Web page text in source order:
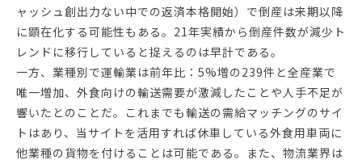
ャッシュ創出力ない中での返済本格開始）で倒産は来期以降
に顕在化する可能性もある。21年実績から倒産件数が減少ト
レンドに移行していると捉えるのは早計である。
一方、業種別で運輸業は前年比：5%増の239件と全産業で
唯一増加、外食向けの輸送需要が激減したことや人手不足が
響いたとのことだ。これまでも輸送の需給マッチングのサイ
トはあり、当サイトを活用すれば休車している外食用車両に
他業種の貨物を付けることは可能である。また、物流業界は